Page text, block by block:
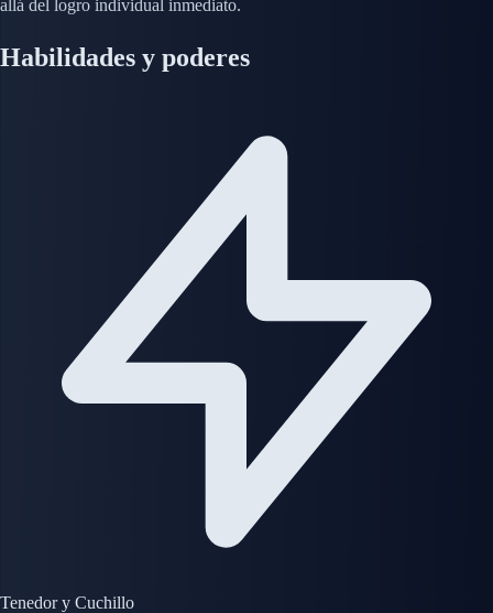
allá del logro individual inmediato.
Habilidades y poderes
Tenedor y Cuchillo